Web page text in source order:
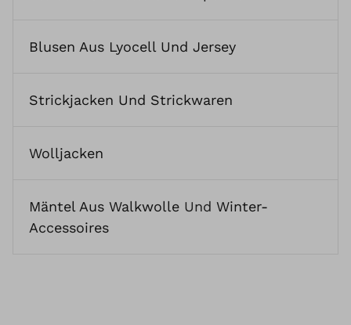
Blusen Aus Lyocell Und Jersey
Strickjacken Und Strickwaren
Wolljacken
Mäntel Aus Walkwolle Und Winter-
Accessoires